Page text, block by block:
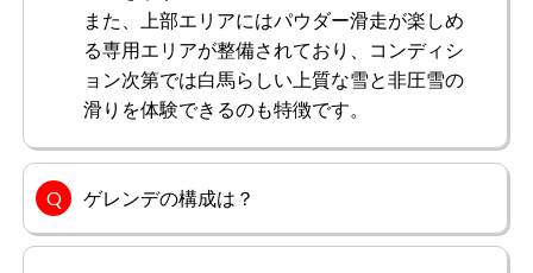
男性/60代
周辺にはその他のスキー場もあり、登頂すると、その他の
スキー場を見ることができます。豊富な雪と美しい自然環
境に囲まれているため、リラックスしながらスキーを楽し
また、上部エリアにはパウダー滑走が楽しめ
る専用エリアが整備されており、コンディシ
ョン次第では白馬らしい上質な雪と非圧雪の
滑りを体験できるのも特徴です。
ゲレンデの構成は？